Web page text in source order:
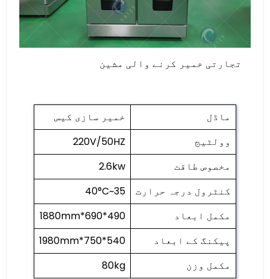
تجارتی خمیر کرنے والی مشین
ماڈل
خمیر سازی کیس
وولٹیج
220V/50HZ
مخصوص طاقت
2.6kw
کنٹرول درجہ حرارت
35~40°C
مکمل ابعاد
490*690*1880mm
پیکنگ کے ابعاد
540*750*1980mm
مکمل وزن
80kg